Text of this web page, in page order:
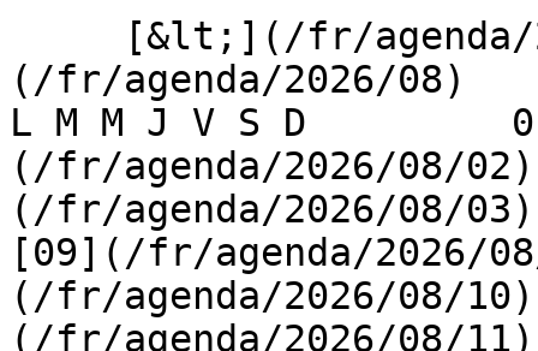
(/fr/agenda/2026/08)
L M M J V S D
(/fr/agenda/2026/08/
(/fr/agenda/2026/08/
[09](/fr/agenda/2026/
(/fr/agenda/2026/08/
(/fr/agenda/2026/08/